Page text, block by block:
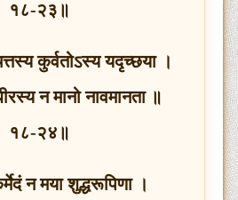
१८-२३॥
कुर्वतोऽस्य यदृच्छया ।
न मानो नावमानता ॥
१८-२४॥
न मया शुद्धरूपिणा ।